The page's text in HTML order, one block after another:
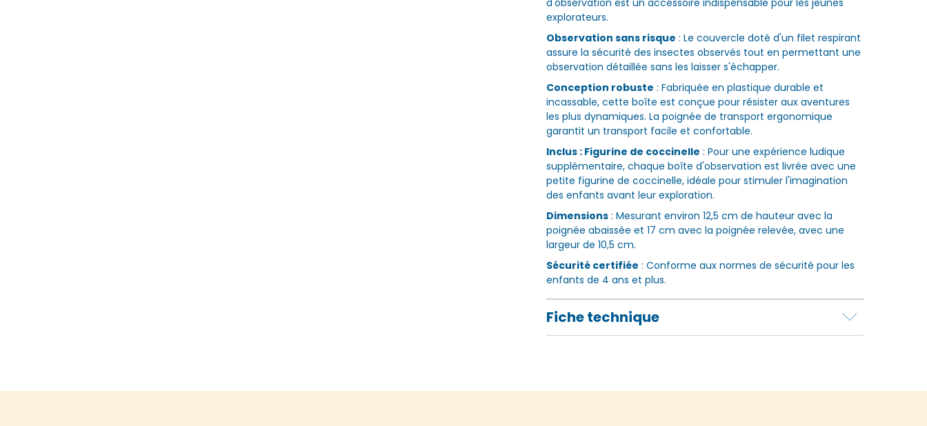
explorateurs.
Observation sans risque : Le couvercle doté d'un filet respirant
assure la sécurité des insectes observés tout en permettant une
observation détaillée sans les laisser s'échapper.
Conception robuste : Fabriquée en plastique durable et
incassable, cette boîte est conçue pour résister aux aventures
les plus dynamiques. La poignée de transport ergonomique
garantit un transport facile et confortable.
Inclus : Figurine de coccinelle : Pour une expérience ludique
supplémentaire, chaque boîte d'observation est livrée avec une
petite figurine de coccinelle, idéale pour stimuler l'imagination
des enfants avant leur exploration.
Dimensions: Mesurant environ 12,5 cm de hauteur avec la
poignée abaissée et 17 cm avec la poignée relevée, avec une
largeur de 10,5 cm.
Sécurité certifiée : Conforme aux normes de sécurité pour les
enfants de 4 ans et plus.
Fiche technique